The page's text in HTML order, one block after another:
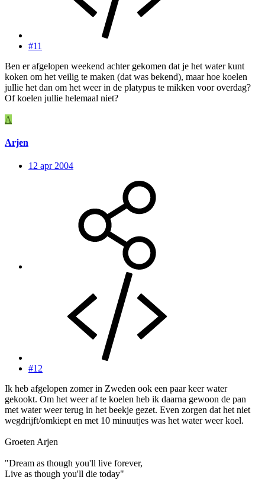
#11
Ben er afgelopen weekend achter gekomen dat je het water kunt
koken om het veilig te maken (dat was bekend), maar hoe koelen
jullie het dan om het weer in de platypus te mikken voor overdag?
Of koelen jullie helemaal niet?
A
Arjen
12 apr 2004
#12
Ik heb afgelopen zomer in Zweden ook een paar keer water
gekookt. Om het weer af te koelen heb ik daarna gewoon de pan
met water weer terug in het beekje gezet. Even zorgen dat het niet
wegdrijft/omkiept en met 10 minuutjes was het water weer koel.
Groeten Arjen
"Dream as though you'll live forever,
Live as though you'll die today"